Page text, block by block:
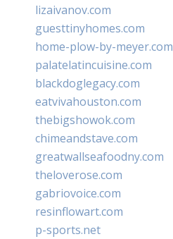
lizaivanov.com
guesttinyhomes.com
home-plow-by-meyer.com
palatelatincuisine.com
blackdoglegacy.com
eatvivahouston.com
thebigshowok.com
chimeandstave.com
greatwallseafoodny.com
theloverose.com
gabriovoice.com
resinflowart.com
p-sports.net